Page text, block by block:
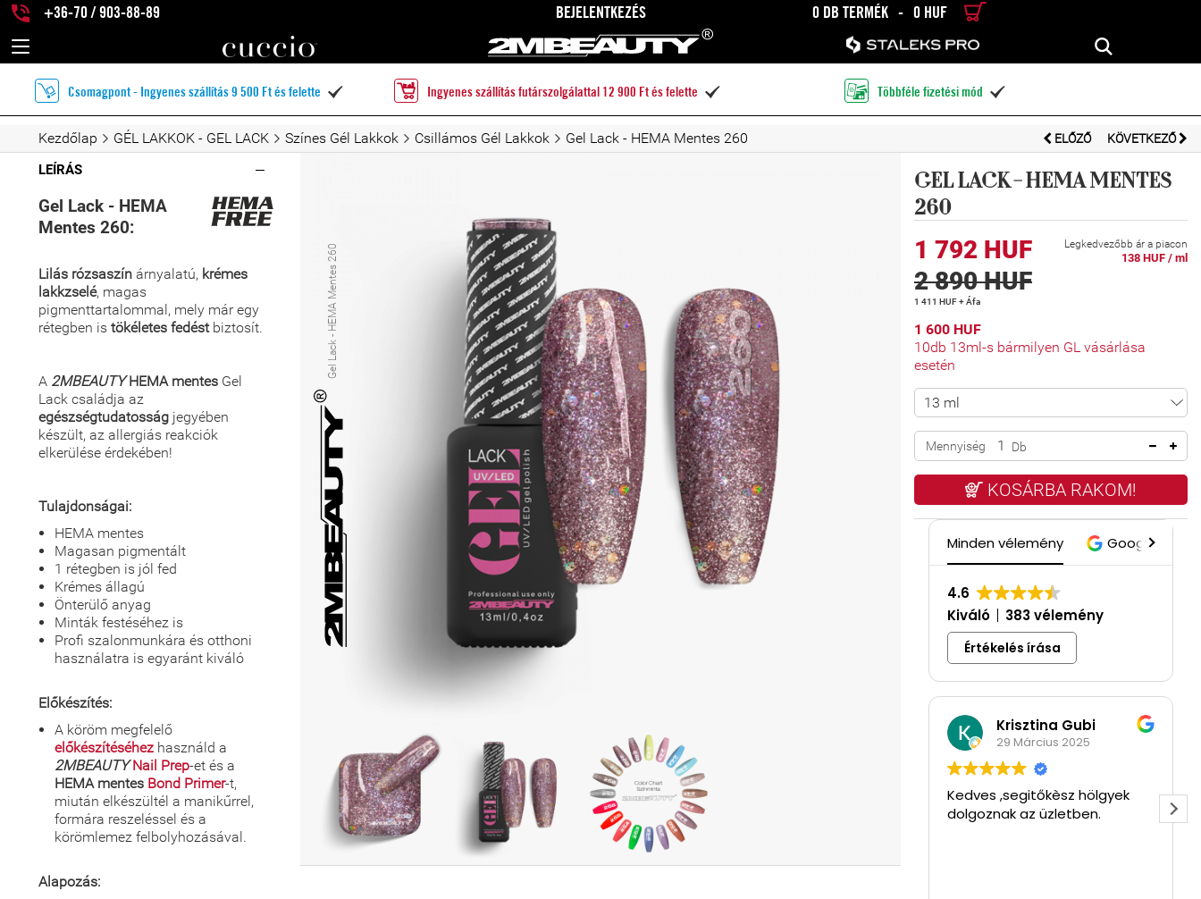
+36-70 / 903-88-89 BEJELENTKEZÉS 0 DB TERMÉK - 0 HUF
RÉSZLETES KERESÉS KERESÉS
Csomagpont - Ingyenes szállítás 9 500 Ft és felette  Ingyenes szállítás futárszolgálattal 12 900 Ft és felette  Többféle fizetési mód 
Kezdőlap GÉL LAKKOK - GEL LACK Színes Gél Lakkok Csillámos Gél Lakkok Gel Lack - HEMA Mentes 260 ELŐZŐ KÖVETKEZŐ
LEÍRÁS
Gel Lack - HEMA
Mentes 260:
Lilás rózsaszín árnyalatú, krémes
lakkzselé, magas
pigmenttartalommal, mely már egy
rétegben is tökéletes fedéstbiztosít.
A 2MBEAUTY HEMA mentes Gel
Lack családja az
egészségtudatosság jegyében
készült, az allergiás reakciók
elkerülése érdekében!
Tulajdonságai:
HEMA mentes
Magasan pigmentált
1 rétegben is jól fed
Krémes állagú
Önterülő anyag
Minták festéséhez is
Profi szalonmunkára és otthoni
használatra is egyaránt kiváló
Előkészítés:
A köröm megfelelő
előkészítéséhez használd a
2MBEAUTYNail Prep-et és a
HEMA mentes Bond Primer-t,
miután elkészültél a manikűrrel,
formára reszeléssel és a
körömlemez felbolyhozásával.
Alapozás:
Gel Lack - HEMA Mentes 260
GEL LACK - HEMA MENTES
260
Legkedvezőbb ár a piacon
138 HUF / ml
1 792 HUF
2 890 HUF
1 411 HUF + Áfa
1 600 HUF
10db 13ml-s bármilyen GL vásárlása
esetén
Mennyiség Db
KOSÁRBA RAKOM!
Minden vélemény Google
4.6
Kiváló
383 vélemény
Értékelés írása
Krisztina Gubi
29 Március 2025
Kedves ,segitőkèsz hölgyek
dolgoznak az üzletben.